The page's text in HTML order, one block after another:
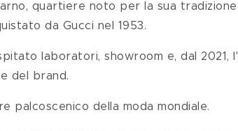
quartiere noto per la sua tradizione
da Gucci nel 1953.
laboratori, showroom e, dal 2021,
del brand.
palcoscenico della moda mondiale.